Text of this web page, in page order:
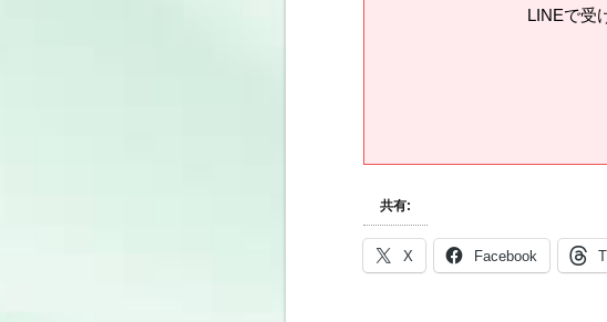
LINEで受
共有:
X Facebook